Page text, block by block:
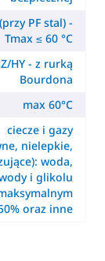
PF stal) -
Tmax ≤ 60 °C
HY - z rurką
Bourdona
max 60°C
ciecze i gazy
nielepkie,
woda,
i glikolu
oraz inne